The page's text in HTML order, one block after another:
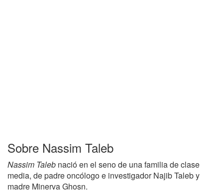
Sobre Nassim Taleb
Nassim Taleb nació en el seno de una familia de clase
media, de padre oncólogo e investigador Najib Taleb y
madre Minerva Ghosn.